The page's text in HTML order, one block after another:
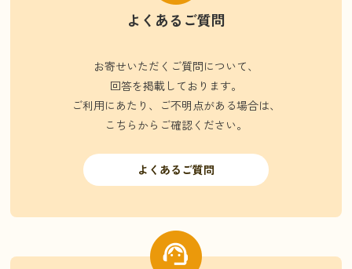
よくあるご質問
お寄せいただくご質問について、
回答を掲載しております。
ご利用にあたり、ご不明点がある場合は、
こちらからご確認ください。
よくあるご質問